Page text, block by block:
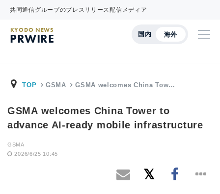
共同通信グループのプレスリリース配信メディア
国内 海外
KYODO NEWS
PRWIRE
TOP GSMA GSMA welcomes China Tow…
GSMA welcomes China Tower to
advance AI-ready mobile infrastructure
GSMA
2026/6/25 10:45